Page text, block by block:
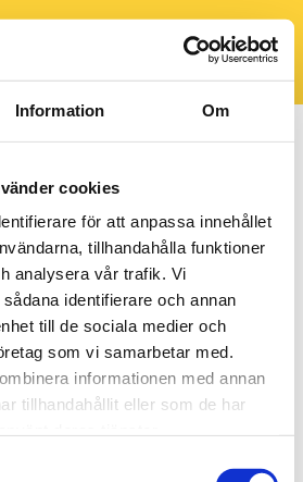
Information Om
cookies
för att anpassa innehållet
tillhandahålla funktioner
analysera vår trafik. Vi
identifierare och annan
till de sociala medier och
som vi samarbetar med.
informationen med annan
tillhandahållit eller som de har